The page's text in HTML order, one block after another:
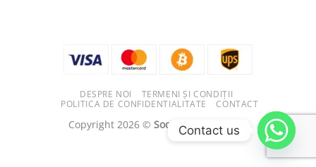
DESPRE NOI
TERMENI ȘI CONDIȚII
POLITICA DE CONFIDENTIALITATE
CONTACT
Copyright 2026 © Social Baller Agency
Contact us